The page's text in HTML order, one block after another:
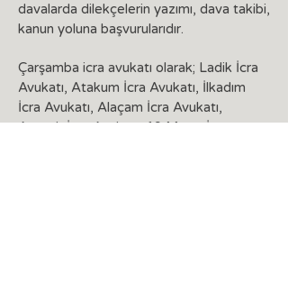
davalarda dilekçelerin yazımı, dava takibi,
kanun yoluna başvurularıdır.
Çarşamba icra avukatı olarak; Ladik İcra
Avukatı, Atakum İcra Avukatı, İlkadım
İcra Avukatı, Alaçam İcra Avukatı,
Asarcık İcra Avukatı, 19 Mayıs İcra